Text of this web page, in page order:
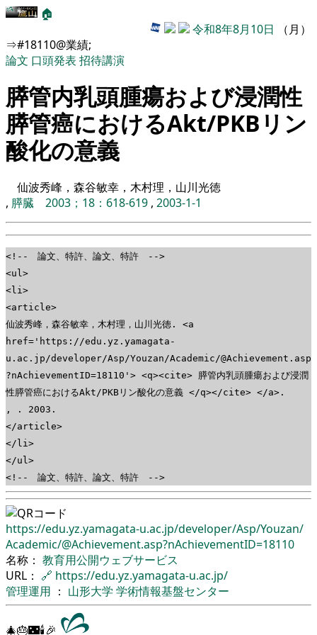
🏠
令和8年8月10日 （月）
⇒#18110@業績;
論文 口頭発表 招待講演
膵管内乳頭腫瘍および浸潤性
膵管癌におけるAkt/PKBリン
酸化の意義
仙波秀峰，森谷敏幸，木村理，山川光徳
, 膵臓 2003；18：618-619 , 2003-1-1
<!-- 論文、特許、論文、特許 -->
<ul>
<li>
<article>
仙波秀峰，森谷敏幸，木村理，山川光徳. <a
href='https://edu.yz.yamagata-
u.ac.jp/developer/Asp/Youzan/Academic/@Achievement.asp
?nAchievementID=18110'> <q><cite> 膵管内乳頭腫瘍および浸潤
性膵管癌におけるAkt/PKBリン酸化の意義 </q></cite> </a>.
, . 2003.
</article>
</li>
</ul>
<!-- 論文、特許、論文、特許 -->
https://edu.yz.yamagata-u.ac.jp/developer/Asp/Youzan/
Academic/@Achievement.asp?nAchievementID=18110
名称： 教育用公開ウェブサービス
URL： 🔗 https://edu.yz.yamagata-u.ac.jp/
管理運用 ： 山形大学 学術情報基盤センター
🎄🎂🌃🕯🎉